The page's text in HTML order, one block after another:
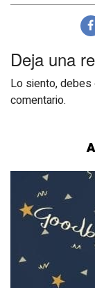
Deja una
Lo siento,
comentario.